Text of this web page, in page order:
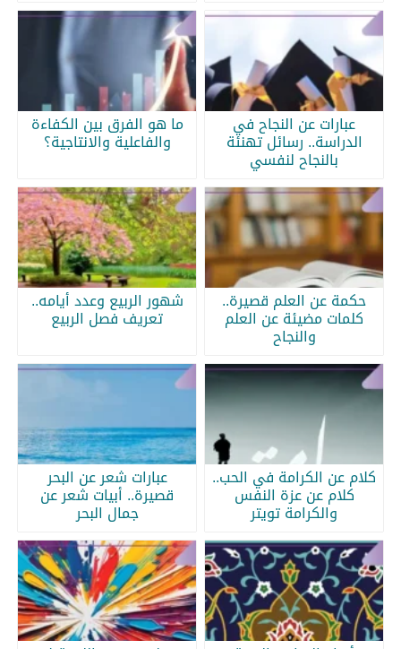
عبارات عن النجاح في
الدراسة.. رسائل تهنئة
بالنجاح لنفسي
ما هو الفرق بين الكفاءة
والفاعلية والانتاجية؟
حكمة عن العلم قصيرة..
كلمات مضيئة عن العلم
والنجاح
شهور الربيع وعدد أيامه..
تعريف فصل الربيع
كلام عن الكرامة في الحب..
كلام عن عزة النفس
والكرامة تويتر
عبارات شعر عن البحر
قصيرة.. أبيات شعر عن
جمال البحر